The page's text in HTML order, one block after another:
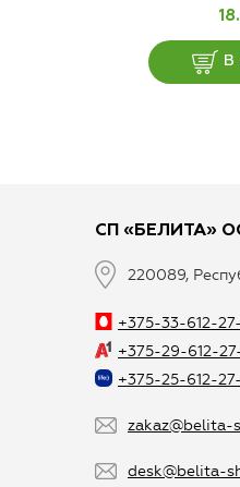
В
СП «БЕЛИТА»
220089,
+375-33-612-
+375-29-612-
+375-25-612-
zakaz@belita-
desk@belita-